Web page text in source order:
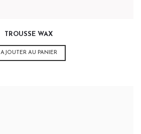
TROUSSE WAX
AJOUTER AU PANIER